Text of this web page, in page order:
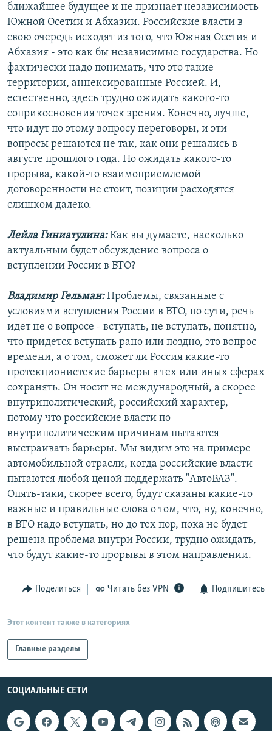
ближайшее будущее и не признает независимость
Южной Осетии и Абхазии. Российские власти в
свою очередь исходят из того, что Южная Осетия и
Абхазия - это как бы независимые государства. Но
фактически надо понимать, что это такие
территории, аннексированные Россией. И,
естественно, здесь трудно ожидать какого-то
соприкосновения точек зрения. Конечно, лучше,
что идут по этому вопросу переговоры, и эти
вопросы решаются не так, как они решались в
августе прошлого года. Но ожидать какого-то
прорыва, какой-то взаимоприемлемой
договоренности не стоит, позиции расходятся
слишком далеко.
Лейла Гиниатулина:Как вы думаете, насколько
актуальным будет обсуждение вопроса о
вступлении России в ВТО?
Владимир Гельман:Проблемы, связанные с
условиями вступления России в ВТО, по сути, речь
идет не о вопросе - вступать, не вступать, понятно,
что придется вступать рано или поздно, это вопрос
времени, а о том, сможет ли Россия какие-то
протекционистские барьеры в тех или иных сферах
сохранять. Он носит не международный, а скорее
внутриполитический, российский характер,
потому что российские власти по
внутриполитическим причинам пытаются
выстраивать барьеры. Мы видим это на примере
автомобильной отрасли, когда российские власти
пытаются любой ценой поддержать "АвтоВАЗ".
Опять-таки, скорее всего, будут сказаны какие-то
важные и правильные слова о том, что, ну, конечно,
в ВТО надо вступать, но до тех пор, пока не будет
решена проблема внутри России, трудно ожидать,
что будут какие-то прорывы в этом направлении.
Поделиться Читать без VPN Подпишитесь
Этот контент также в категориях
Главные разделы
СОЦИАЛЬНЫЕ СЕТИ